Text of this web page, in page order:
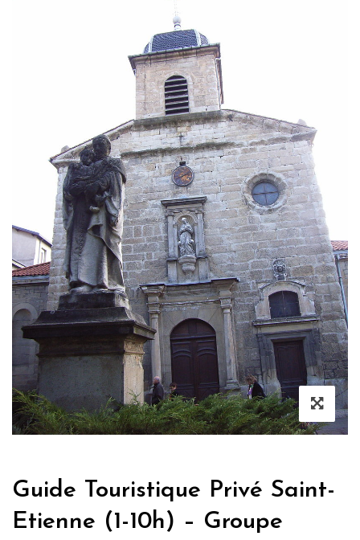
Guide Touristique Privé Saint-
Etienne (1-10h) – Groupe